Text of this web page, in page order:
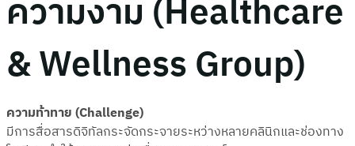
ความงาม (Healthcare
& Wellness Group)
ความท้าทาย (Challenge)
มีการสื่อสารดิจิทัลกระจัดกระจายระหว่างหลายคลินิกและช่องทาง